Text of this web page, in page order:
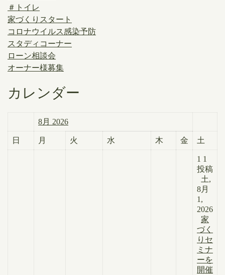
＃トイレ
家づくりスタート
コロナウイルス感染予防
スタディコーナー
ローン相談会
オーナー様募集
カレンダー
8月 2026
日 月 火 水 木 金 土
1 1
投稿
土,
8月
1,
2026
家
づく
りセ
ミナ
ーを
開催